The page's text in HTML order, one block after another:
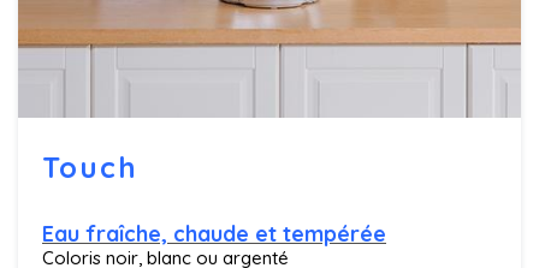
Touch
Eau fraîche, chaude et tempérée
Coloris noir, blanc ou argenté